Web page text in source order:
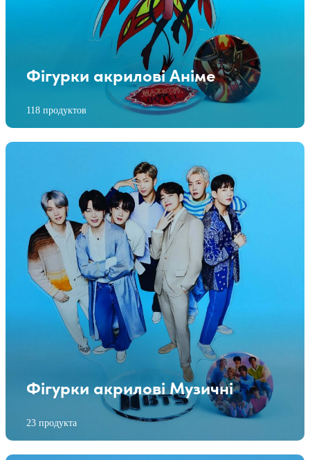
Фігурки акрилові Аніме
118 продуктов
Фігурки акрилові Музичні
23 продукта